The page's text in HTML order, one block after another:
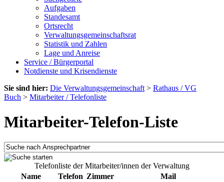
Aufgaben
Standesamt
Ortsrecht
Verwaltungsgemeinschaftsrat
Statistik und Zahlen
Lage und Anreise
Service / Bürgerportal
Notdienste und Krisendienste
Sie sind hier: Die Verwaltungsgemeinschaft > Rathaus / VG
Buch > Mitarbeiter / Telefonliste
Mitarbeiter-Telefon-Liste
Telefonliste der Mitarbeiter/innen der Verwaltung
Name
Telefon Zimmer
Mail